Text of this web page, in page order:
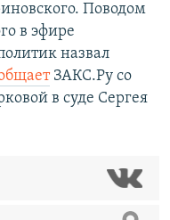
Поводом
в эфире
назвал
ЗАКС.Ру со
в суде Сергея